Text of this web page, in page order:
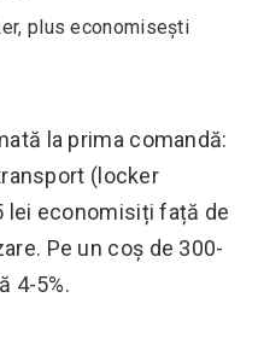
plus economisești
la prima comandă:
(locker
lei economisiți față de
Pe un coș de 300-
4-5%.